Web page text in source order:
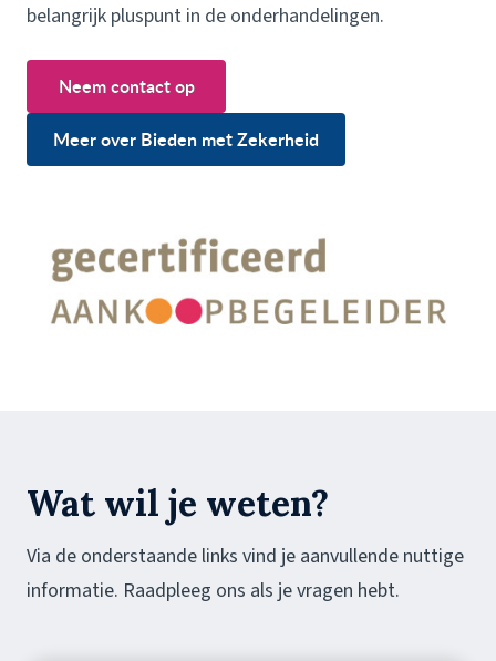
belangrijk pluspunt in de onderhandelingen.
Neem contact op
Meer over Bieden met Zekerheid
Wat wil je weten?
Via de onderstaande links vind je aanvullende nuttige
informatie. Raadpleeg ons als je vragen hebt.